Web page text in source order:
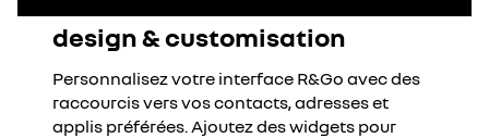
design & customisation
Personnalisez votre interface R&Go avec des
raccourcis vers vos contacts, adresses et
applis préférées. Ajoutez des widgets pour